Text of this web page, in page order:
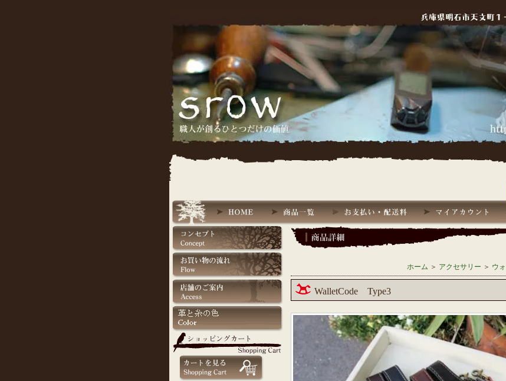
ホーム ＞ アクセサリー ＞ ウ
WalletCode Type3